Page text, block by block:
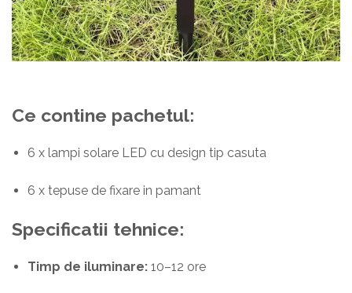
Ce contine pachetul:
6 x lampi solare LED cu design tip casuta
6 x tepuse de fixare in pamant
Specificatii tehnice:
Timp de iluminare: 10–12 ore